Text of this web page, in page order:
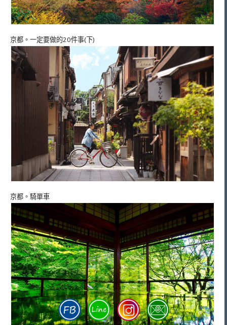
京都。一定要做的20件事(下)
京都。騎單車